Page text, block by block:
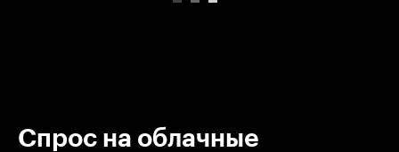
Спрос на облачные